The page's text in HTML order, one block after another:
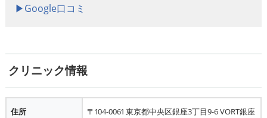
▶︎Google口コミ
クリニック情報
住所
〒104-0061 東京都中央区銀座3丁目9-6 VORT銀座